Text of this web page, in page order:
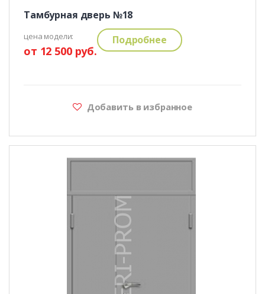
Тамбурная дверь №18
цена модели:
от 12 500 руб.
Подробнее
Добавить в избранное